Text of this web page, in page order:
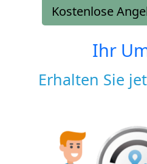
Kostenlose
Ihr
Erhalten Sie